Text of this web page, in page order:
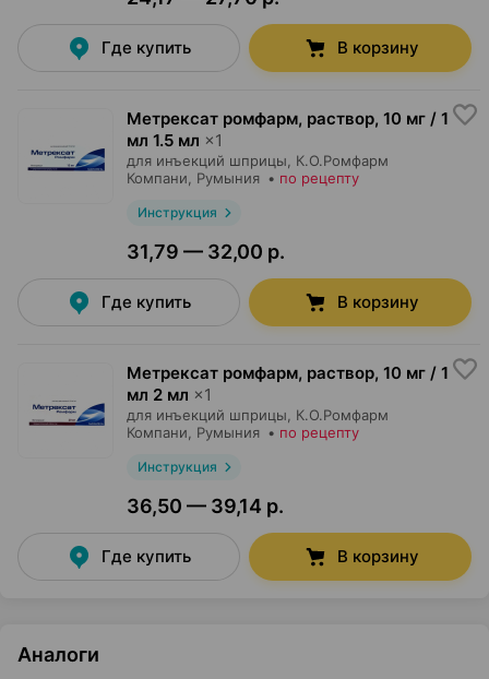
Где купить В корзину
Метрексат ромфарм, раствор, 10 мг / 1
мл 1.5 мл ×1
для инъекций шприцы,
К.О.Ромфарм
Компани , Румыния • по рецепту
Инструкция
31,79 — 32,00 р.
Где купить В корзину
Метрексат ромфарм, раствор, 10 мг / 1
мл 2 мл ×1
для инъекций шприцы,
К.О.Ромфарм
Компани , Румыния • по рецепту
Инструкция
36,50 — 39,14 р.
Где купить В корзину
Аналоги